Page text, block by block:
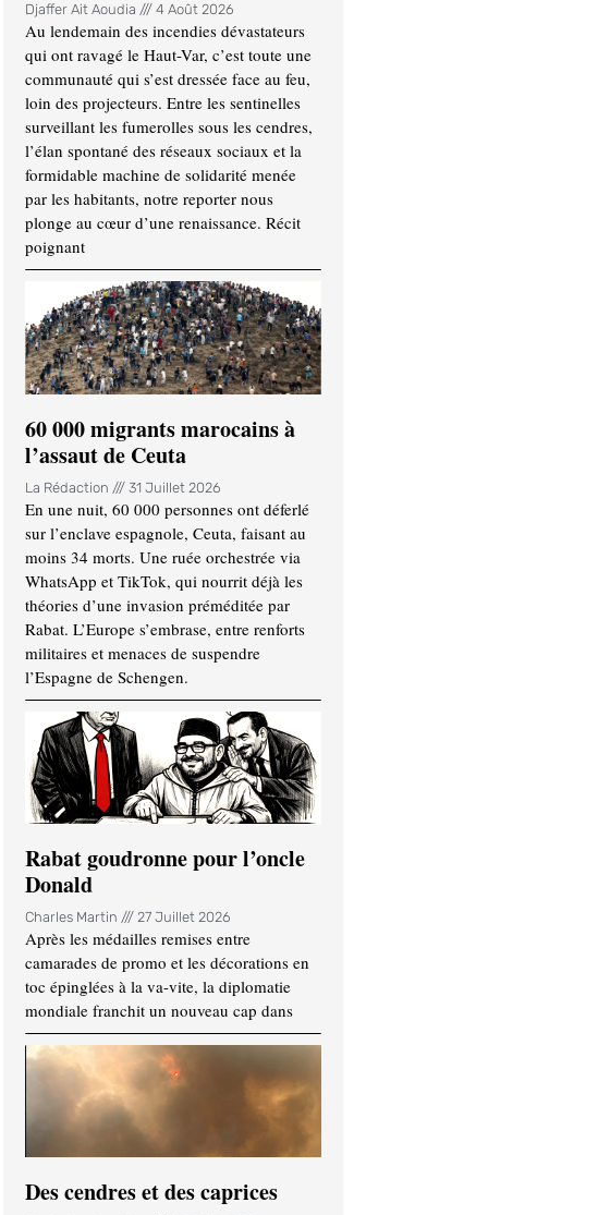
Djaffer Ait Aoudia 4 Août 2026
Au lendemain des incendies dévastateurs
qui ont ravagé le Haut-Var, c’est toute une
communauté qui s’est dressée face au feu,
loin des projecteurs. Entre les sentinelles
surveillant les fumerolles sous les cendres,
l’élan spontané des réseaux sociaux et la
formidable machine de solidarité menée
par les habitants, notre reporter nous
plonge au cœur d’une renaissance. Récit
poignant
60 000 migrants marocains à
l’assaut de Ceuta
La Rédaction 31 Juillet 2026
En une nuit, 60 000 personnes ont déferlé
sur l’enclave espagnole, Ceuta, faisant au
moins 34 morts. Une ruée orchestrée via
WhatsApp et TikTok, qui nourrit déjà les
théories d’une invasion préméditée par
Rabat. L’Europe s’embrase, entre renforts
militaires et menaces de suspendre
l’Espagne de Schengen.
Rabat goudronne pour l’oncle
Donald
Charles Martin 27 Juillet 2026
Après les médailles remises entre
camarades de promo et les décorations en
toc épinglées à la va-vite, la diplomatie
mondiale franchit un nouveau cap dans
Des cendres et des caprices